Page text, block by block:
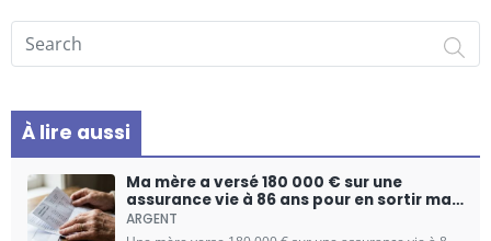
le Livret A remonte
À lire aussi
Ma mère a versé 180 000 € sur une
assurance vie à 86 ans pour en sortir ma
part : personne ne m’avait dit ce que le
juge regarderait en premier
ARGENT